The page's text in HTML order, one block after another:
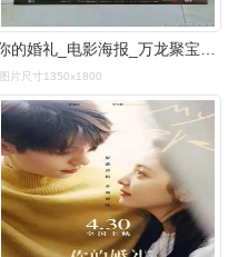
图片尺寸1350x1800